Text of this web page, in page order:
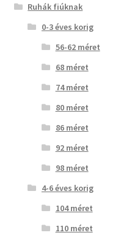
Ruhák fiúknak
0-3 éves korig
56-62 méret
68 méret
74 méret
80 méret
86 méret
92 méret
98 méret
4-6 éves korig
104 méret
110 méret